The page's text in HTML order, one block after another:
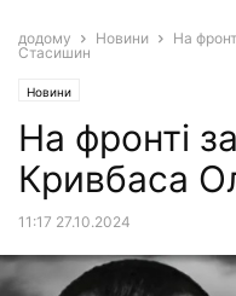
додому Новини
На
Стасишин
Новини
На фронті
Кривбаса
11:17 27.10.2024